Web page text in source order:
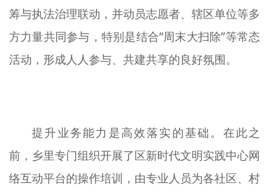
资料库
+
筹与执法治理联动，并动员志愿者、辖区单位等多
方力量共同参与，特别是结合“周末大扫除”等常态
活动，形成人人参与、共建共享的良好氛围。
提升业务能力是高效落实的基础。在此之
前，乡里专门组织开展了区新时代文明实践中心网
络互动平台的操作培训，由专业人员为各社区、村